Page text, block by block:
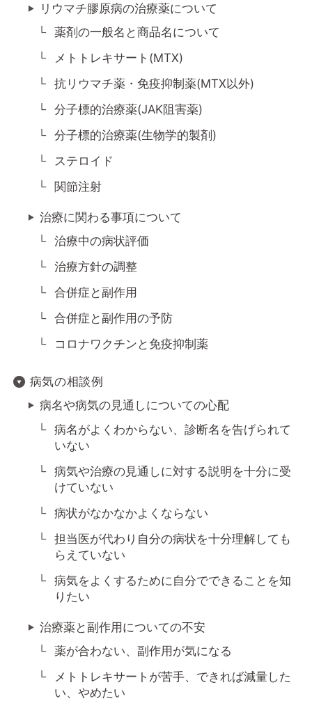
リウマチ膠原病の治療薬について
薬剤の一般名と商品名について
メトトレキサート(MTX)
抗リウマチ薬・免疫抑制薬(MTX以外)
分子標的治療薬(JAK阻害薬)
分子標的治療薬(生物学的製剤)
ステロイド
関節注射
治療に関わる事項について
治療中の病状評価
治療方針の調整
合併症と副作用
合併症と副作用の予防
コロナワクチンと免疫抑制薬
病気の相談例
病名や病気の見通しについての心配
病名がよくわからない、診断名を告げられて
いない
病気や治療の見通しに対する説明を十分に受
けていない
病状がなかなかよくならない
担当医が代わり自分の病状を十分理解しても
らえていない
病気をよくするために自分でできることを知
りたい
治療薬と副作用についての不安
薬が合わない、副作用が気になる
メトトレキサートが苦手、できれば減量した
い、やめたい